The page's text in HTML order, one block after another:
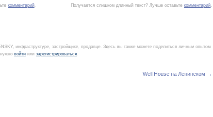
комментарий. Получается слишком длинный текст? Лучше оставьте комментарий.
инфраструктуре, застройщике, продавце. Здесь вы также можете поделиться личным опытом
войти или зарегистрироваться.
Well House на Ленинском →